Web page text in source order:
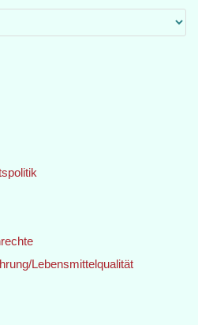
Lebensmittelqualität